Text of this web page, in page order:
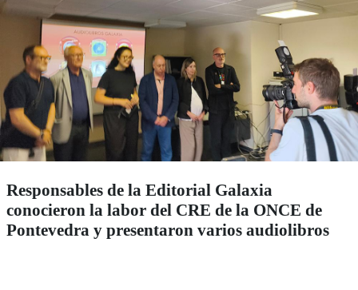
Responsables de la Editorial Galaxia
conocieron la labor del CRE de la ONCE de
Pontevedra y presentaron varios audiolibros